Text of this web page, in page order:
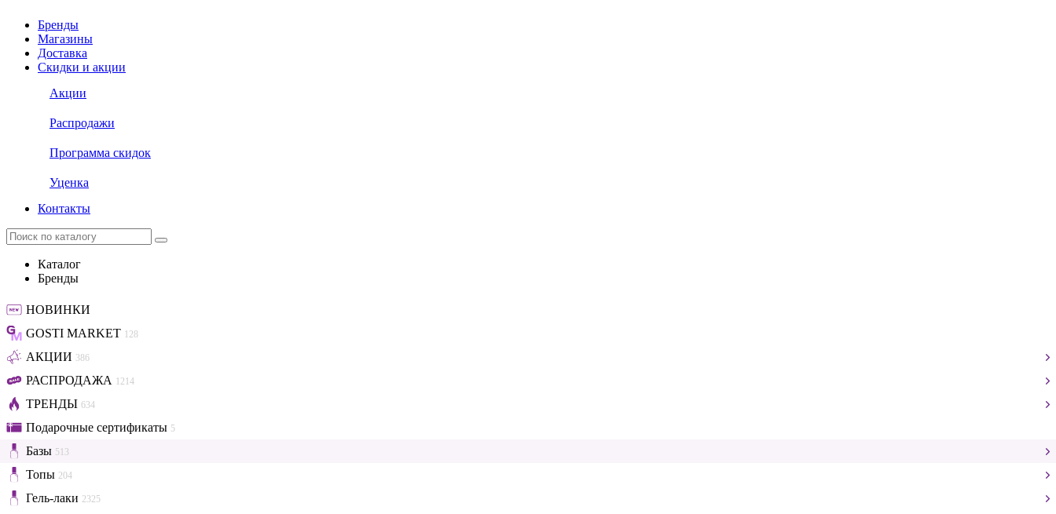
Бренды
Магазины
Доставка
Скидки и акции
Акции
Распродажи
Программа скидок
Уценка
Контакты
Каталог
Бренды
НОВИНКИ
GOSTI MARKET 128
АКЦИИ 386
РАСПРОДАЖА 1214
ТРЕНДЫ 634
Подарочные сертификаты 5
Базы 513
Топы 204
Гель-лаки 2325